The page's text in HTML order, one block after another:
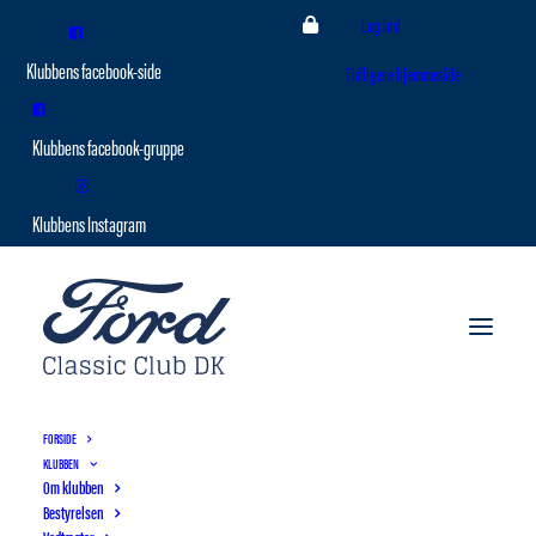
Log ind
Tidligere hjemmeside
FORSIDE
KLUBBEN
Om klubben
Bestyrelsen